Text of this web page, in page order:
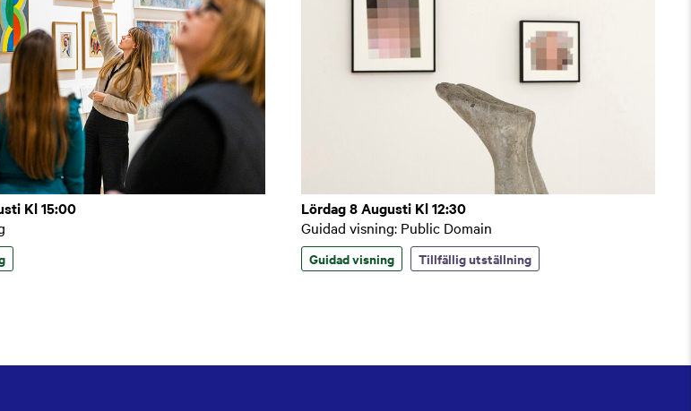
Kl 15:00
Lördag 8 Augusti Kl 12:30
Guidad visning: Public Domain
Guidad visning Tillfällig utställning